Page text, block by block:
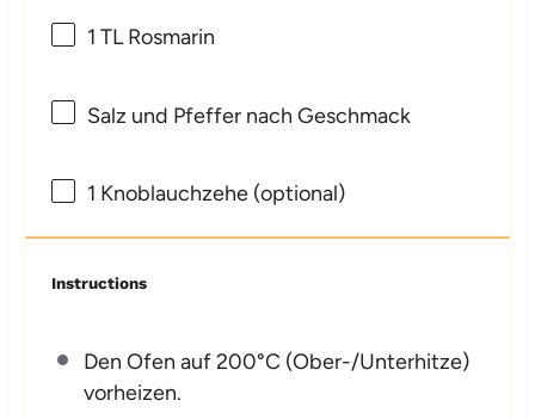
1 TL Rosmarin
Salz und Pfeffer nach Geschmack
1 Knoblauchzehe (optional)
Instructions
Den Ofen auf 200°C (Ober-/Unterhitze)
vorheizen.